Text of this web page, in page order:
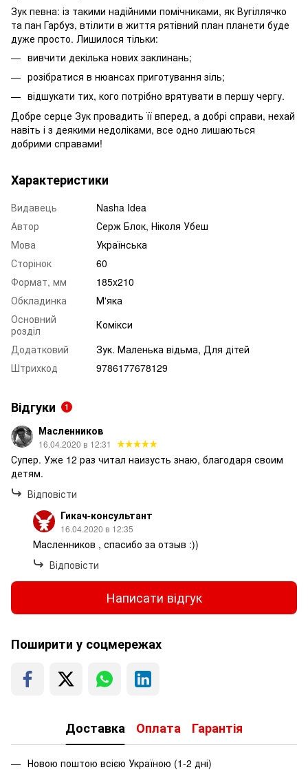
Зук певна: із такими надійними помічниками, як Вугіллячко
та пан Гарбуз, втілити в життя рятівний план планети буде
дуже просто. Лишилося тільки:
вивчити декілька нових заклинань;
розібратися в нюансах приготування зіль;
відшукати тих, кого потрібно врятувати в першу чергу.
Добре серце Зук провадить її вперед, а добрі справи, нехай
навіть і з деякими недоліками, все одно лишаються
добрими справами!
Характеристики
Видавець
Nasha Idea
Автор
Серж Блок, Ніколя Убеш
Мова
Українська
Сторінок
60
Формат, мм
185x210
Обкладинка
М'яка
Основний
розділ
Комікси
Додатковий
Зук. Маленька відьма, Для дітей
Штрихкод
9786177678129
Відгуки 1
Масленников
16.04.2020 в 12:31
Супер. Уже 12 раз читал наизусть знаю, благодаря своим
детям.
Відповісти
Гикач-консультант
16.04.2020 в 12:35
Масленников , спасибо за отзыв :))
Відповісти
Написати відгук
Поширити у соцмережах
Доставка Оплата Гарантія
Новою поштою всією Україною (1-2 дні)